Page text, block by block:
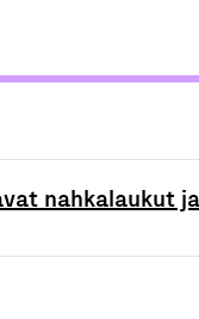
nahkalaukut